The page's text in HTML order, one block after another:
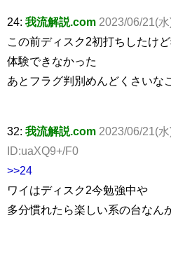
24: 我流解説.com 2023/06/21(
この前ディスク2初打ちしたけ
体験できなかった
あとフラグ判別めんどくさいな
32: 我流解説.com 2023/06/21(
ID:uaXQ9+/F0
>>24
ワイはディスク2今勉強中や
多分慣れたら楽しい系の台なん